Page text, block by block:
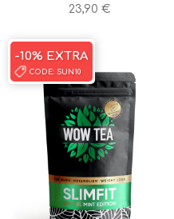
Ocjenjeno
5.00od 5
23,90 €
-10% EXTRA
CODE: SUN10